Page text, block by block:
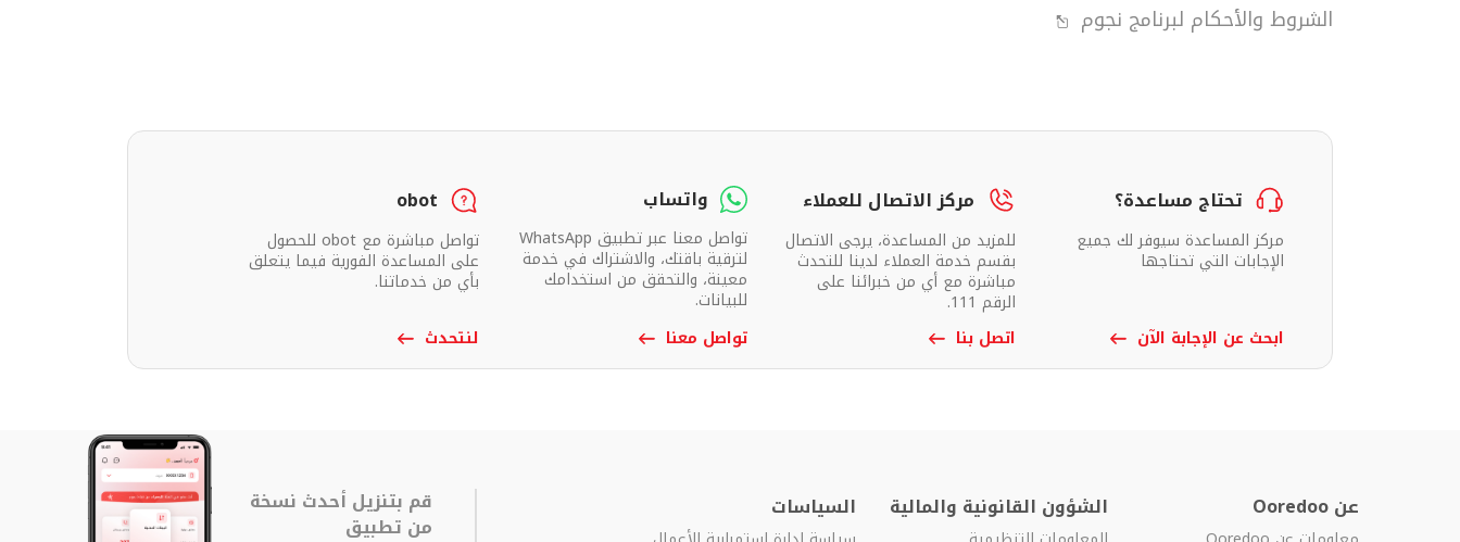
الشروط والأحكام لبرنامج نجوم
تحتاج مساعدة؟
مركز المساعدة سيوفر لك جميع
الإجابات التي تحتاجها
ابحث عن الإجابة الآن
مركز الاتصال للعملاء
للمزيد من المساعدة، يرجى الاتصال
بقسم خدمة العملاء لدينا للتحدث
مباشرة مع أي من خبرائنا على
الرقم 111.
اتصل بنا
واتساب
تواصل معنا عبر تطبيق WhatsApp
لترقية باقتك، والاشتراك في خدمة
معينة، والتحقق من استخدامك
للبيانات.
تواصل معنا
obot
تواصل مباشرة مع obot للحصول
على المساعدة الفورية فيما يتعلق
بأي من خدماتنا.
لنتحدث
عن Ooredoo الشؤون القانونية والمالية السياسات قم بتنزيل أحدث نسخة
من تطبيق